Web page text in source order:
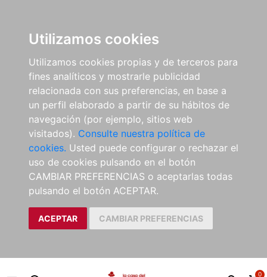
Utilizamos cookies
Utilizamos cookies propias y de terceros para
fines analíticos y mostrarle publicidad
relacionada con sus preferencias, en base a
un perfil elaborado a partir de su hábitos de
navegación (por ejemplo, sitios web
visitados). Consulte nuestra política de
cookies. Usted puede configurar o rechazar el
uso de cookies pulsando en el botón
CAMBIAR PREFERENCIAS o aceptarlas todas
pulsando el botón ACEPTAR.
ACEPTAR CAMBIAR PREFERENCIAS
0